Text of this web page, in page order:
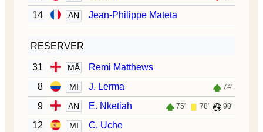
14 AN Jean-Philippe Mateta
RESERVER
31 MÅ
Remi Matthews
8
MI J. Lerma 74′
9 AN E. Nketiah 75′ 78′ 90′
12 MI
C. Uche